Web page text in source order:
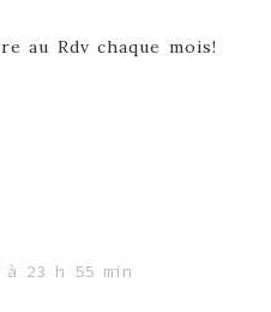
au Rdv chaque mois!
à 23 h 55 min